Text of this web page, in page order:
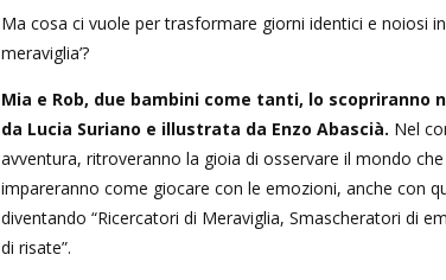
Ma cosa ci vuole per trasformare giorni identici e noiosi in
meraviglia’?
Mia e Rob, due bambini come tanti, lo scopriranno
da Lucia Suriano e illustrata da Enzo Abascià. Nel
avventura, ritroveranno la gioia di osservare il mondo
impareranno come giocare con le emozioni, anche con
diventando “Ricercatori di Meraviglia, Smascheratori di
di risate”.